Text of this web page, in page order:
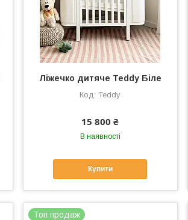
Ліжечко дитяче Teddy Біле
Teddy
15 800 ₴
В наявності
Купити
Топ продаж